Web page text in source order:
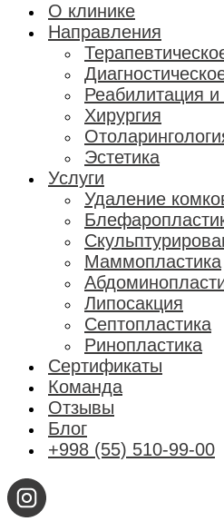
О клинике
Направления
Реабилитация
Хирургия
Эстетика
Услуги
Удаление
Маммопластика
Липосакция
Септопластика
Ринопластика
Сертификаты
Команда
Отзывы
Блог
+998 (55) 510-99-00